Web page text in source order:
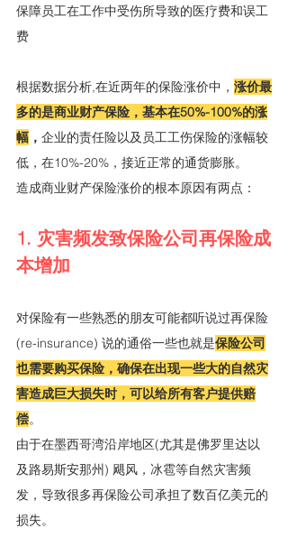
保障员工在工作中受伤所导致的医疗费和误工
费
根据数据分析,在近两年的保险涨价中， 涨价最
多的是商业财产保险，基本在50%-100%的涨
幅 ， 企业的责任险以及员工工伤保险的涨幅较
低，在10%-20%，接近正常的通货膨胀。
造成商业财产保险涨价的根本原因有两点：
1. 灾害频发致保险公司再保险成
本增加
对保险有一些熟悉的朋友可能都听说过再保险
(re-insurance) 说的通俗一些也就是保险公司
也需要购买保险，确保在出现一些大的自然灾
害造成巨大损失时，可以给所有客户提供赔
偿。
由于在墨西哥湾沿岸地区(尤其是佛罗里达以
及路易斯安那州) 飓风，冰雹等自然灾害频
发，导致很多再保险公司承担了数百亿美元的
损失。